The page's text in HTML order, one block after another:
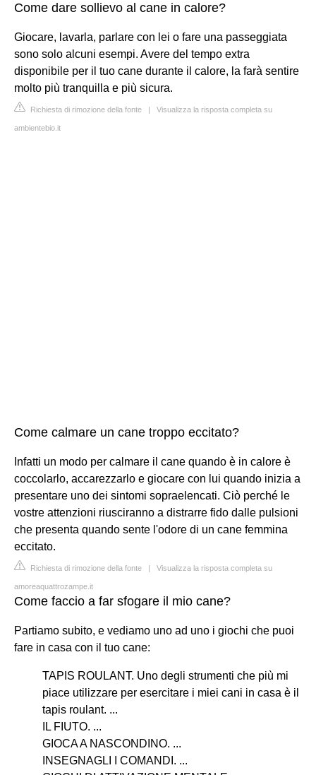
Come dare sollievo al cane in calore?
Giocare, lavarla, parlare con lei o fare una passeggiata
sono solo alcuni esempi. Avere del tempo extra
disponibile per il tuo cane durante il calore, la farà sentire
molto più tranquilla e più sicura.
Richiesta di rimozione della fonte | Visualizza la risposta completa su
ambientebio.it
Come calmare un cane troppo eccitato?
Infatti un modo per calmare il cane quando è in calore è
coccolarlo, accarezzarlo e giocare con lui quando inizia a
presentare uno dei sintomi sopraelencati. Ciò perché le
vostre attenzioni riusciranno a distrarre fido dalle pulsioni
che presenta quando sente l'odore di un cane femmina
eccitato.
Richiesta di rimozione della fonte | Visualizza la risposta completa su
amoreaquattrozampe.it
Come faccio a far sfogare il mio cane?
Partiamo subito, e vediamo uno ad uno i giochi che puoi
fare in casa con il tuo cane:
TAPIS ROULANT. Uno degli strumenti che più mi
piace utilizzare per esercitare i miei cani in casa è il
tapis roulant. ...
IL FIUTO. ...
GIOCA A NASCONDINO. ...
INSEGNAGLI I COMANDI. ...